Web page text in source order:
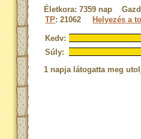
Életkora: 7359 nap
TP: 21062 Helyezés a
Kedv:
Súly:
1 napja látogatta meg